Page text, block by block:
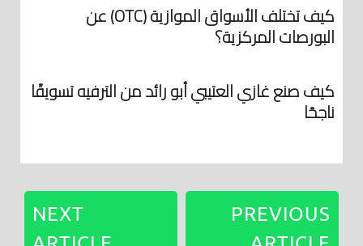
كيف تختلف الأسواق الموازية (OTC) عن
البورصات المركزية؟
كيف صنع غازي العتيبي أبو رائد من الترفيه تسويقًا
ناجحًا
PREVIOUS
NEXT